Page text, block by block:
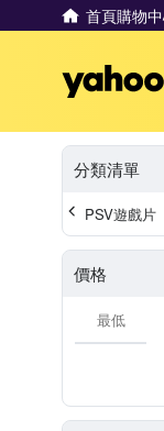
首頁購物
分類清單
PSV遊戲片
價格